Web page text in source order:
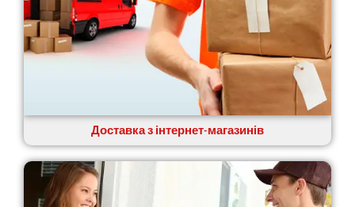
Доставка з інтернет-магазинів